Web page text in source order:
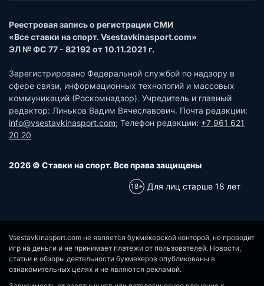
Реестровая запись о регистрации СМИ
«Все ставки на спорт. Vsestavkinasport.com»
ЭЛ № ФС 77 - 82192 от 10.11.2021 г.
Зарегистрировано Федеральной службой по надзору в
сфере связи, информационных технологий и массовых
коммуникаций (Роскомнадзор). Учредитель и главный
редактор: Линьков Вадим Вячеславович. Почта редакции:
info@vsestavkinasport.com; Телефон редакции: +7 961 621
20 20
2026 © Ставки на спорт. Все права защищены
Для лиц старше 18 лет
Vsestavkinasport.com не является букмекерской конторой, не проводит
игр на деньги и не принимает платежи от пользователей. Новости,
статьи и обзоры деятельности букмекеров опубликованы в
ознакомительных целях и не являются рекламой.